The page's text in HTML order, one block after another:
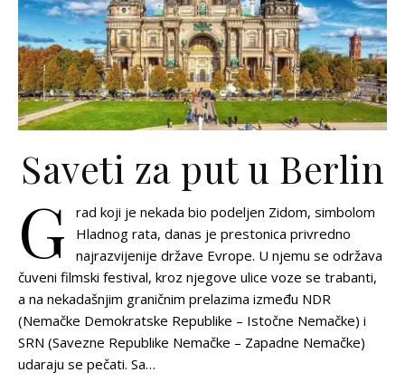
Saveti za put u Berlin
G
rad koji je nekada bio podeljen Zidom, simbolom
Hladnog rata, danas je prestonica privredno
najrazvijenije države Evrope. U njemu se održava
čuveni filmski festival, kroz njegove ulice voze se trabanti,
a na nekadašnjim graničnim prelazima između NDR
(Nemačke Demokratske Republike – Istočne Nemačke) i
SRN (Savezne Republike Nemačke – Zapadne Nemačke)
udaraju se pečati. Sa…